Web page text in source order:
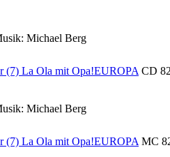
Michael Berg
(7) La Ola mit Opa!EUROPA CD
Michael Berg
(7) La Ola mit Opa!EUROPA MC